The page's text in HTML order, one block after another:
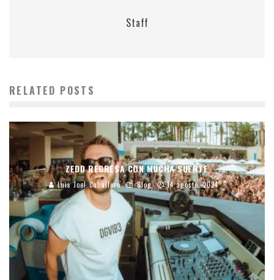
Staff
RELATED POSTS
ZEDD REGRESA CON MUCHA SUERTE
Luis Joel Caballero Blog 14 agosto, 2024